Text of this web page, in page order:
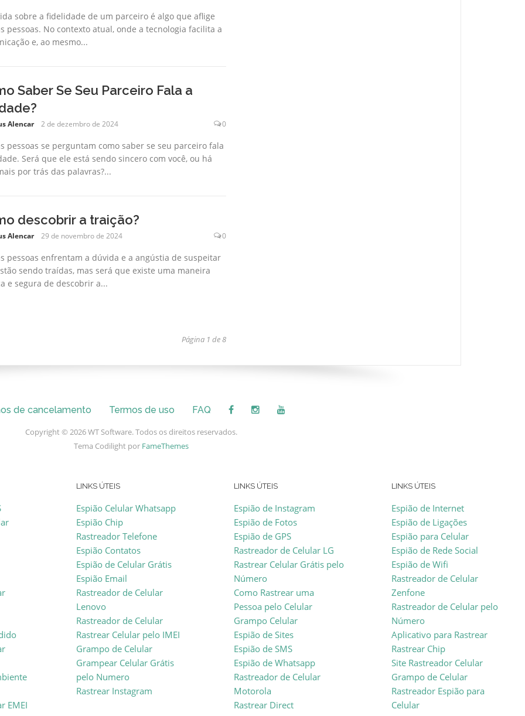
sobre a fidelidade de um parceiro é algo que aflige
pessoas. No contexto atual, onde a tecnologia facilita a
e, ao mesmo...
Saber Se Seu Parceiro Fala a
Alencar 2 de dezembro de 2024 0
pessoas se perguntam como saber se seu parceiro fala
Será que ele está sendo sincero com você, ou há
por trás das palavras?...
descobrir a traição?
Alencar 29 de novembro de 2024 0
pessoas enfrentam a dúvida e a angústia de suspeitar
sendo traídas, mas será que existe uma maneira
e segura de descobrir a...
Página 1 de 8
de cancelamento Termos de uso FAQ
Copyright © 2026 WT Software. Todos os direitos reservados.
Tema Codilight por FameThemes
EMEI
LINKS ÚTEIS
Espião Celular Whatsapp
Espião Chip
Rastreador Telefone
Espião Contatos
Espião de Celular Grátis
Espião Email
Rastreador de Celular
Lenovo
Rastreador de Celular
Rastrear Celular pelo IMEI
Grampo de Celular
Grampear Celular Grátis
pelo Numero
Rastrear Instagram
LINKS ÚTEIS
Espião de Instagram
Espião de Fotos
Espião de GPS
Rastreador de Celular LG
Rastrear Celular Grátis pelo
Número
Como Rastrear uma
Pessoa pelo Celular
Grampo Celular
Espião de Sites
Espião de SMS
Espião de Whatsapp
Rastreador de Celular
Motorola
Rastrear Direct
LINKS ÚTEIS
Espião de Internet
Espião de Ligações
Espião para Celular
Espião de Rede Social
Espião de Wifi
Rastreador de Celular
Zenfone
Rastreador de Celular pelo
Número
Aplicativo para Rastrear
Rastrear Chip
Site Rastreador Celular
Grampo de Celular
Rastreador Espião para
Celular